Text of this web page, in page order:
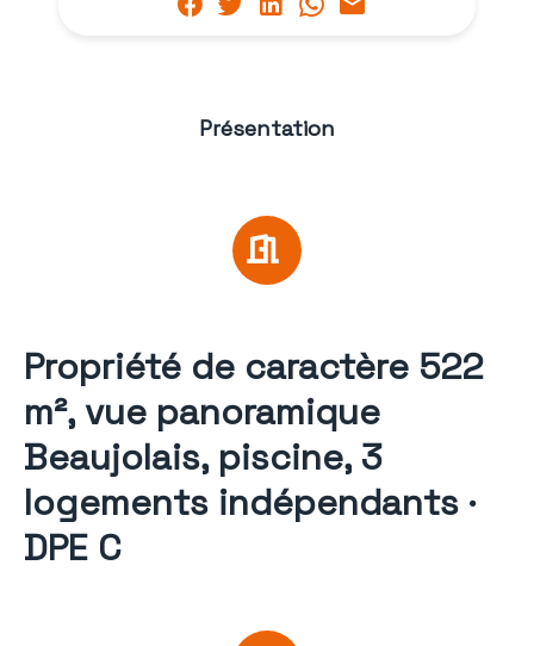
Présentation
Propriété de caractère 522
m², vue panoramique
Beaujolais, piscine, 3
logements indépendants ·
DPE C